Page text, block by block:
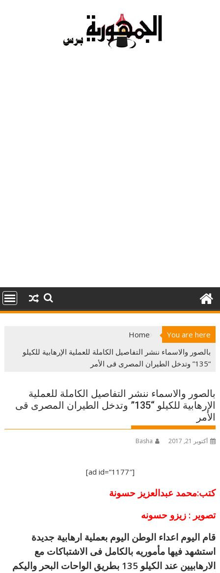
You are here
Home
بالصور والاسماء ننشر التفاصيل الكاملة للعملية الإرهابية للكيلو
“135” وتدخل الطيران المصرى قى الأمر
بالصور والاسماء ننشر التفاصيل الكاملة للعملية
الإرهابية للكيلو “135” وتدخل الطيران المصرى قى
الأمر
أكتوبر 21, 2017 Basha
[ad id=”1177″]
كتب:محمد عبدالعزيز حسونة
تصوير : زيزو حسونه
قام اليوم اعداء الوطن اليوم بعملية ارهابية جديدة
استشهد فيها مأموريه بالكامل فى الاشتباكات مع
الارهابيين عند الكيلو 135 بطريق الواحات البحر واليكم